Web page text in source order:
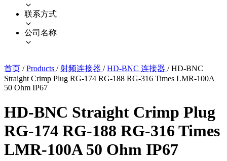
联系方式
公司名称
首页 / Products / 射频连接器 / HD-BNC 连接器 / HD-BNC
Straight Crimp Plug RG-174 RG-188 RG-316 Times LMR-100A
50 Ohm IP67
HD-BNC Straight Crimp Plug
RG-174 RG-188 RG-316 Times
LMR-100A 50 Ohm IP67